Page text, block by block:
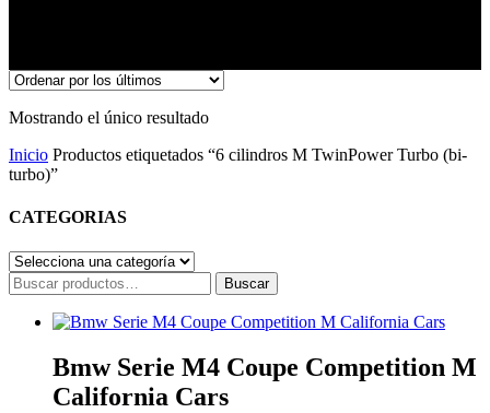
Mostrando el único resultado
Inicio Productos etiquetados “6 cilindros M TwinPower Turbo (bi-
turbo)”
CATEGORIAS
Buscar
por:
Buscar
Bmw Serie M4 Coupe Competition M
California Cars